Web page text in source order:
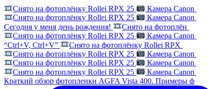
Снято на фотоплёнку Rollei RPX 25
Камера Canon
Снято на фотоплёнку Rollei RPX 25
Камера Canon
Сегодня у меня день рождения!
Снято на фотоплён
Снято на фотоплёнку Rollei RPX 25
Камера Canon
“Ctrl+V, Ctrl+V”
Снято на фотоплёнку Rollei RPX
Снято на фотоплёнку Rollei RPX 25
Камера Canon
Снято на фотоплёнку Rollei RPX 25
Камера Canon
Снято на фотоплёнку Rollei RPX 25
Камера Canon
Краткий обзор фотопленки AGFA Vista 400. Примеры ф